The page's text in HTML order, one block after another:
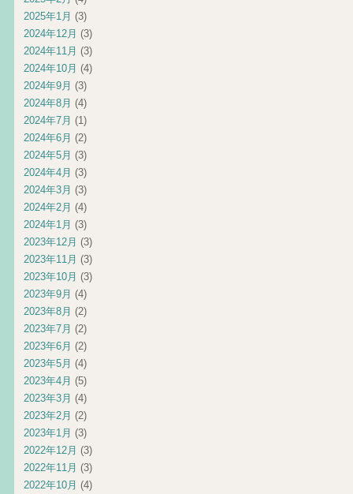
2025年1月 (3)
2024年12月 (3)
2024年11月 (3)
2024年10月 (4)
2024年9月 (3)
2024年8月 (4)
2024年7月 (1)
2024年6月 (2)
2024年5月 (3)
2024年4月 (3)
2024年3月 (3)
2024年2月 (4)
2024年1月 (3)
2023年12月 (3)
2023年11月 (3)
2023年10月 (3)
2023年9月 (4)
2023年8月 (2)
2023年7月 (2)
2023年6月 (2)
2023年5月 (4)
2023年4月 (5)
2023年3月 (4)
2023年2月 (2)
2023年1月 (3)
2022年12月 (3)
2022年11月 (3)
2022年10月 (4)